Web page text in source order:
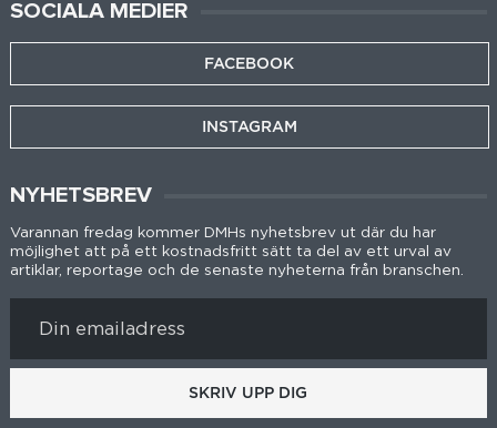
SOCIALA MEDIER
FACEBOOK
INSTAGRAM
NYHETSBREV
Varannan fredag kommer DMHs nyhetsbrev ut där du har
möjlighet att på ett kostnadsfritt sätt ta del av ett urval av
artiklar, reportage och de senaste nyheterna från branschen.
SKRIV UPP DIG